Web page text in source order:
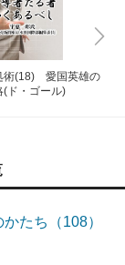
術(18) 愛国英雄の
(ド・ゴール)
たち（108）